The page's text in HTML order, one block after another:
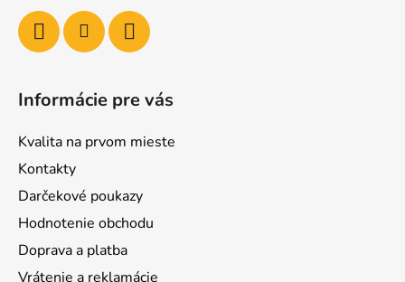
Informácie pre vás
Kvalita na prvom mieste
Kontakty
Darčekové poukazy
Hodnotenie obchodu
Doprava a platba
Vrátenie a reklamácie